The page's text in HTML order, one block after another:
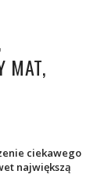
MAT,
ciekawego
największą